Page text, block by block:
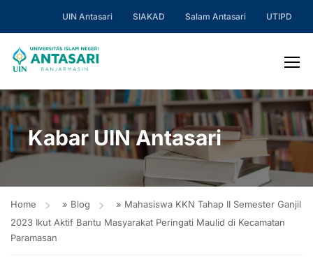
UIN Antasari SIAKAD Salam Antasari UTIPD
Kabar UIN Antasari
Home » Blog » Mahasiswa KKN Tahap II Semester Ganjil
2023 Ikut Aktif Bantu Masyarakat Peringati Maulid di Kecamatan
Paramasan